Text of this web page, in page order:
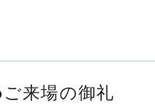
来場の御礼